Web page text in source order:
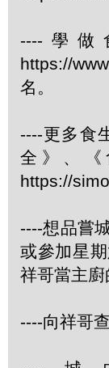
----學
https://
名。
----更多食
全》、《
https://
----想品嘗
或參加星
祥哥當主
----向祥哥